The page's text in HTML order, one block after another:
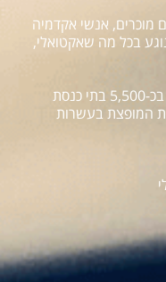
מוכרים, אנשי אקדמיה
בכל מה שאקטואלי,
השבועון מופץ בעשרות אלפי עותקים בכ-5,500 בתי כנסת
המופצת בעשרות